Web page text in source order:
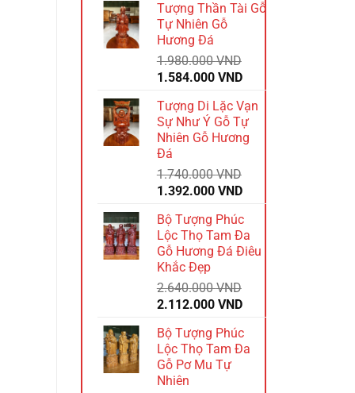
Tượng Thần Tài Gỗ
Tự Nhiên Gỗ
Hương Đá
1.980.000VND
Giá
là:
1.980.000 VND.
1.584.000 VNDGiá
hiện
tại
là:
1.584.000 VND.
Tượng Di Lặc Vạn
Sự Như Ý Gỗ Tự
Nhiên Gỗ Hương
Đá
1.740.000VND
Giá
là:
1.740.000 VND.
1.392.000 VNDGiá
hiện
tại
là:
1.392.000 VND.
Bộ Tượng Phúc
Lộc Thọ Tam Đa
Gỗ Hương Đá Điêu
Khắc Đẹp
2.640.000VND
Giá
là:
2.640.000 VND.
2.112.000 VNDGiá
hiện
tại
là:
Bộ Tượng Phúc
Lộc Thọ Tam Đa
Gỗ Pơ Mu Tự
Nhiên